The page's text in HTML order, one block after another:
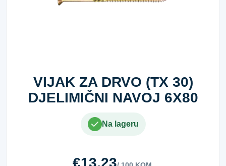
VIJAK ZA DRVO (TX 30)
DJELIMIČNI NAVOJ 6X80
Na lageru
€13.23